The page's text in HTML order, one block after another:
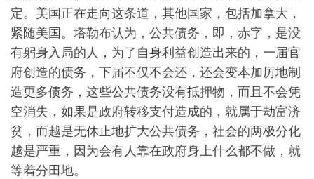
定。美国正在走向这条道，其他国家，包括加拿大，
紧随美国。塔勒布认为，公共债务，即，赤字，是没
有躬身入局的人，为了自身利益创造出来的，一届官
府创造的债务，下届不仅不会还，还会变本加厉地制
造更多债务，这些公共债务没有抵押物，而且不会凭
空消失，如果是政府转移支付造成的，就属于劫富济
贫，而越是无休止地扩大公共债务，社会的两极分化
越是严重，因为会有人靠在政府身上什么都不做，就
等着分田地。